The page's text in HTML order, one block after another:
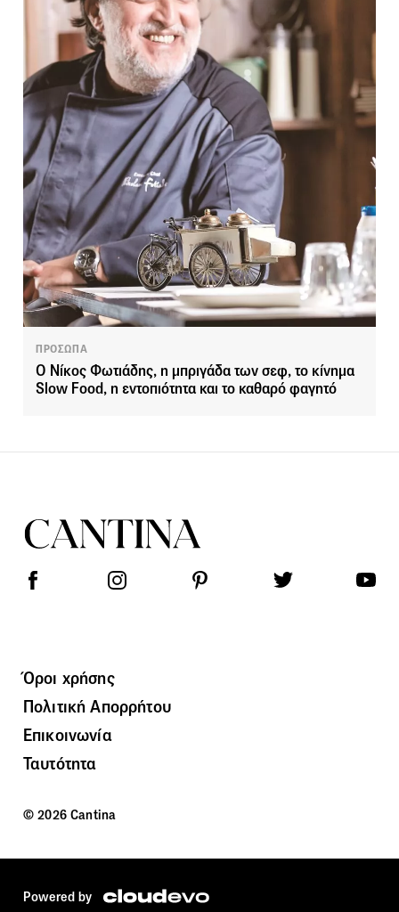
ΠΡΟΣΩΠΑ
Ο Νίκος Φωτιάδης, η μπριγάδα των σεφ, το κίνημα
Slow Food, η εντοπιότητα και το καθαρό φαγητό
Όροι χρήσης
Πολιτική Απορρήτου
Επικοινωνία
Ταυτότητα
© 2026 Cantina
Powered by